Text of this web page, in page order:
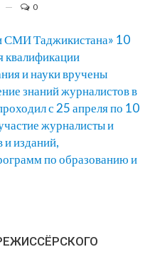
0
СМИ Таджикистана» 10
квалификации
и науки вручены
знаний журналистов в
с 25 апреля по 10
журналисты и
и изданий,
по образованию и